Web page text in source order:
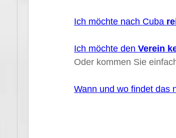
Ich möchte nach Cuba
Ich möchte denVerein
Oder kommen Sie
Wann und wo findet das